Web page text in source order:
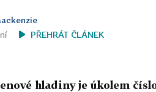
PŘEHRÁT ČLÁNEK
hladiny je úkolem